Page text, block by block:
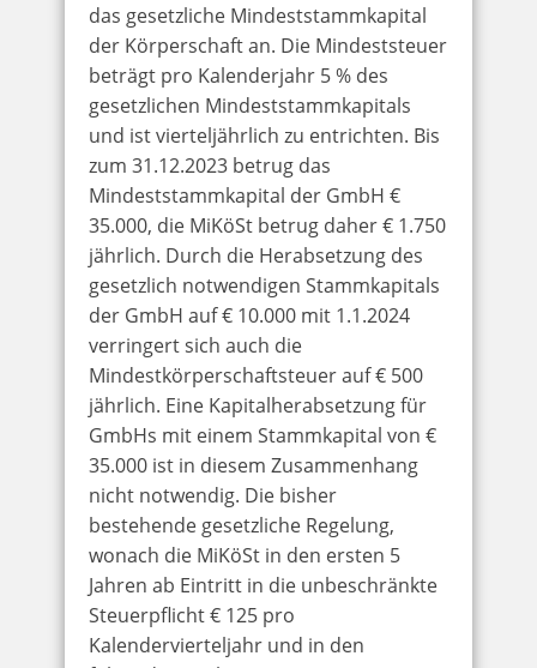
das gesetzliche Mindeststammkapital
der Körperschaft an. Die Mindeststeuer
beträgt pro Kalenderjahr 5 % des
gesetzlichen Mindeststammkapitals
und ist vierteljährlich zu entrichten. Bis
zum 31.12.2023 betrug das
Mindeststammkapital der GmbH €
35.000, die MiKöSt betrug daher € 1.750
jährlich. Durch die Herabsetzung des
gesetzlich notwendigen Stammkapitals
der GmbH auf € 10.000 mit 1.1.2024
verringert sich auch die
Mindestkörperschaftsteuer auf € 500
jährlich. Eine Kapitalherabsetzung für
GmbHs mit einem Stammkapital von €
35.000 ist in diesem Zusammenhang
nicht notwendig. Die bisher
bestehende gesetzliche Regelung,
wonach die MiKöSt in den ersten 5
Jahren ab Eintritt in die unbeschränkte
Steuerpflicht € 125 pro
Kalendervierteljahr und in den